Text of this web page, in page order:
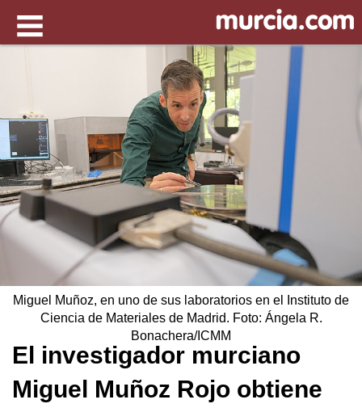
El investigador murciano
Miguel Muñoz Rojo obtiene
Miguel Muñoz, en uno de sus laboratorios en el Instituto de
Ciencia de Materiales de Madrid. Foto: Ángela R.
Bonachera/ICMM